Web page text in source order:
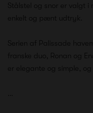
Stålstel og snor er valgt
enkelt og pænt udtryk.
Serien af Palissade
franske duo, Ronan og
er elegante og simple,
…